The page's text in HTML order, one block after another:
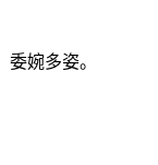
婉多姿。